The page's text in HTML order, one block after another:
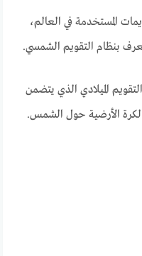
المستخدمة في العالم،
بنظام التقويم الشمسي.
الميلادي الذي يتضمن